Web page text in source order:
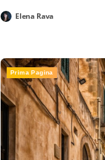
Elena Rava
Prima Pagina